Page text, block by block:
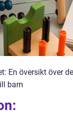
En översikt över
barn